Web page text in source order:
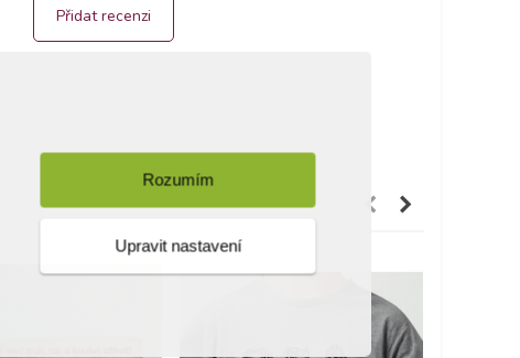
Rozumím
Upravit nastavení
Přidat recenzi